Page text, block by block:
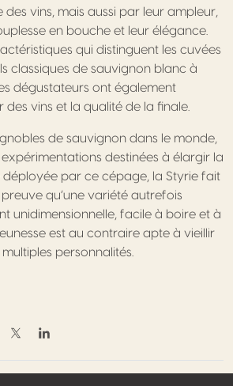
des vins, mais aussi par leur ampleur,
en bouche et leur élégance.
qui distinguent les cuvées
classiques de sauvignon blanc à
dégustateurs ont également
des vins et la qualité de la finale.
de sauvignon dans le monde,
destinées à élargir la
par ce cépage, la Styrie fait
qu’une variété autrefois
unidimensionnelle, facile à boire et à
est au contraire apte à vieillir
personnalités.
sur Facebook
Partager sur Twitter / X
Partager sur Linkedin